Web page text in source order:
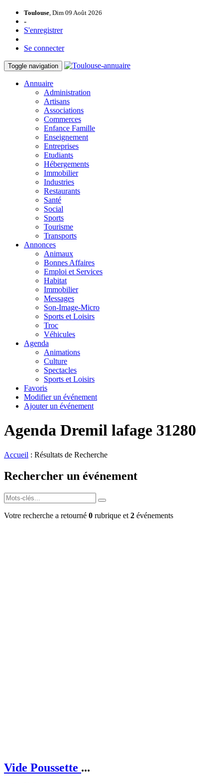
Toulouse, Dim 09 Août 2026
-
S'enregistrer
Se connecter
Toggle navigation
Annuaire
Administration
Artisans
Associations
Commerces
Enfance Famille
Enseignement
Entreprises
Etudiants
Hébergements
Immobilier
Industries
Restaurants
Santé
Social
Sports
Tourisme
Transports
Annonces
Animaux
Bonnes Affaires
Emploi et Services
Habitat
Immobilier
Messages
Son-Image-Micro
Sports et Loisirs
Troc
Véhicules
Agenda
Animations
Culture
Spectacles
Sports et Loisirs
Favoris
Modifier un événement
Ajouter un événement
Agenda Dremil lafage 31280
Accueil : Résultats de Recherche
Rechercher un événement
Votre recherche a retourné 0 rubrique et 2 événements
Vide Poussette ...